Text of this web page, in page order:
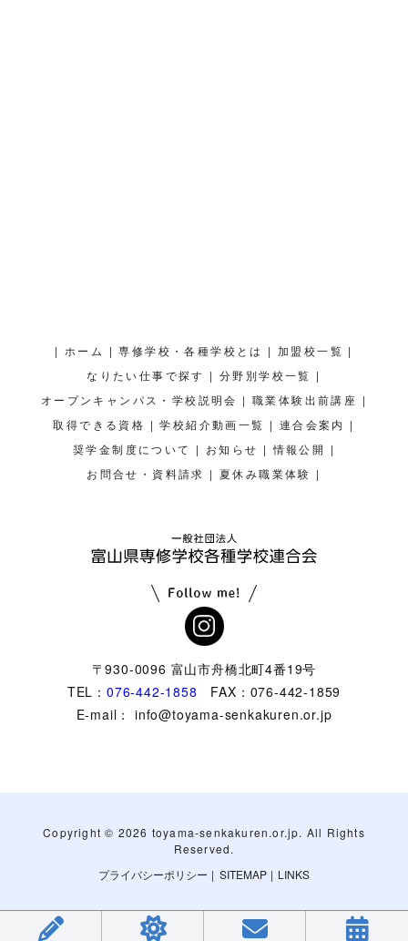
| ホーム |専修学校・各種学校とは | 加盟校一覧 |
なりたい仕事で探す |分野別学校一覧 |
オープンキャンパス・学校説明会 |職業体験出前講座 |
取得できる資格 |学校紹介動画一覧 | 連合会案内 |
奨学金制度について | お知らせ |情報公開 |
お問合せ・資料請求 | 夏休み職業体験 |
〒930-0096 富山市舟橋北町4番19号
TEL： 076-442-1858 FAX：076-442-1859
E-mail： info@toyama-senkakuren.or.jp
Copyright © 2026 toyama-senkakuren.or.jp. All Rights
Reserved.
プライバシーポリシー | SITEMAP| LINKS